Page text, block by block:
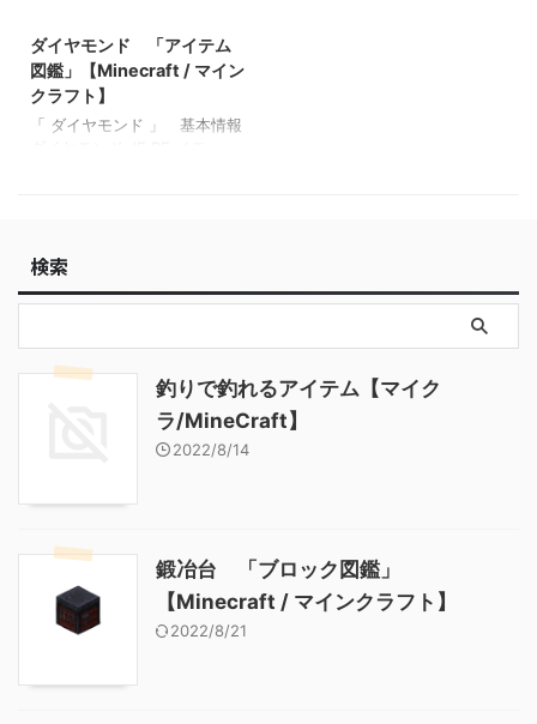
ダイヤモンド 「アイテム
図鑑」【Minecraft / マイン
クラフト】
「 ダイヤモンド 」 基本情報
ンクラフト】 ダイヤモンドの
【Minecraft / マインクラフ
鑑」【Minecraft / マインクラ
フト】
検索
釣りで釣れるアイテム【マイク
ラ/MineCraft】
2022/8/14
鍛冶台 「ブロック図鑑」
【Minecraft / マインクラフト】
2022/8/21